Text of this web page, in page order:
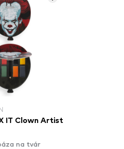
Nam BASE SMART
Podkladová báza na tvár